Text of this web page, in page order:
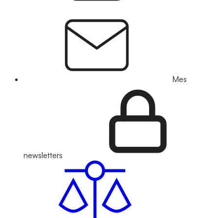
Mes
newsletters